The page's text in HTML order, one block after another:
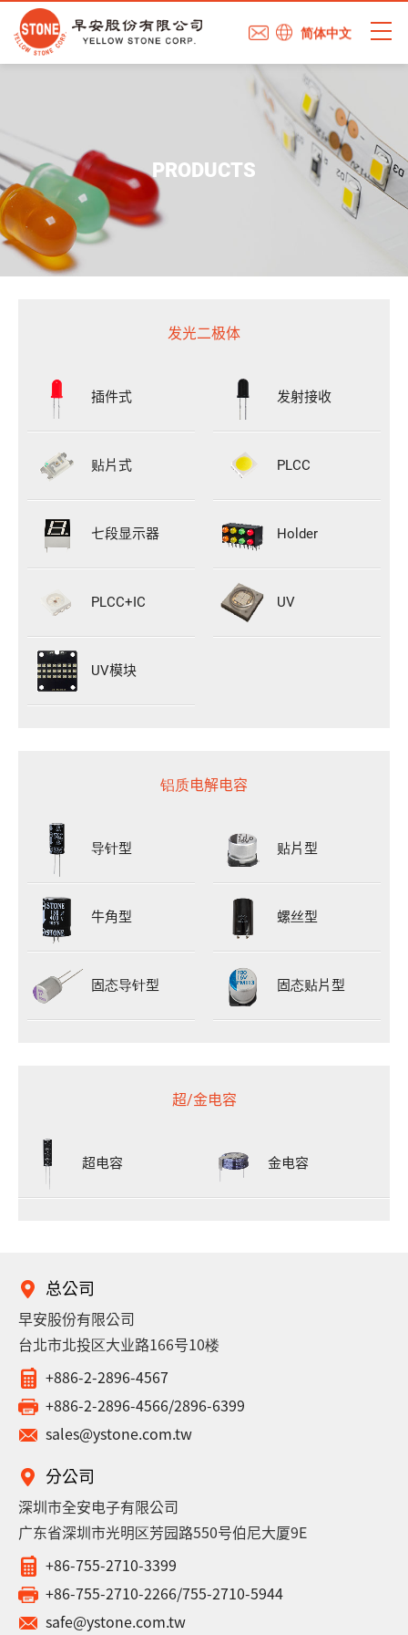
简体中文
PRODUCTS
发光二极体
插件式 发射接收
贴片式 PLCC
七段显示器 Holder
PLCC+IC UV
UV模块
铝质电解电容
导针型 贴片型
牛角型 螺丝型
固态导针型 固态贴片型
超/金电容
超电容 金电容
总公司
早安股份有限公司
台北市北投区大业路166号10楼
+886-2-2896-4567
+886-2-2896-4566/2896-6399
sales@ystone.com.tw
分公司
深圳市全安电子有限公司
广东省深圳市光明区芳园路550号伯尼大厦9E
+86-755-2710-3399
+86-755-2710-2266/755-2710-5944
safe@ystone.com.tw